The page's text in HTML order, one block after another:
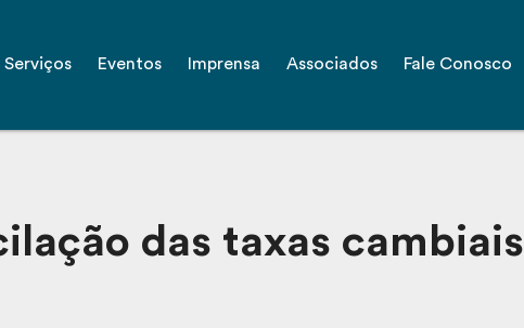
Serviços Eventos Imprensa Associados Fale Conosco
das taxas cambiais